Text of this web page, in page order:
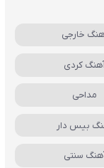
خارجی
کردی
مداحی
بیس دار
سنتی